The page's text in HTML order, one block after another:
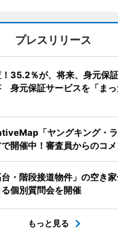
プレスリリース
35.2％が、将来、身元保
身元保証サービスを「まっ
「ヤングキング・
開催中！審査員からのコメ
・階段接道物件」の空き
個別質問会を開催
もっと見る